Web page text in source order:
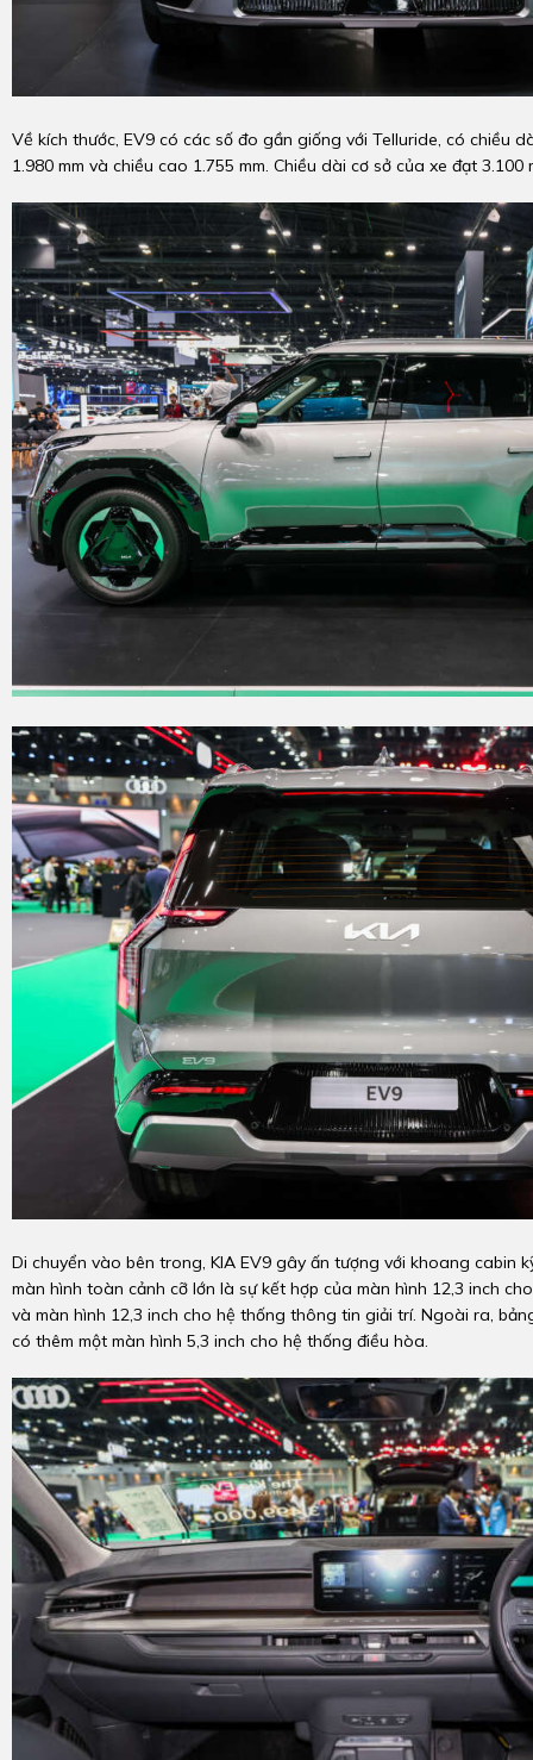
Về kích thước, EV9 có các số đo gần giống với Telluride, có chiều
1.980 mm và chiều cao 1.755 mm. Chiều dài cơ sở của xe đạt 3.100
Di chuyển vào bên trong, KIA EV9 gây ấn tượng với khoang cabin
màn hình toàn cảnh cỡ lớn là sự kết hợp của màn hình 12,3 inch
và màn hình 12,3 inch cho hệ thống thông tin giải trí. Ngoài ra,
có thêm một màn hình 5,3 inch cho hệ thống điều hòa.